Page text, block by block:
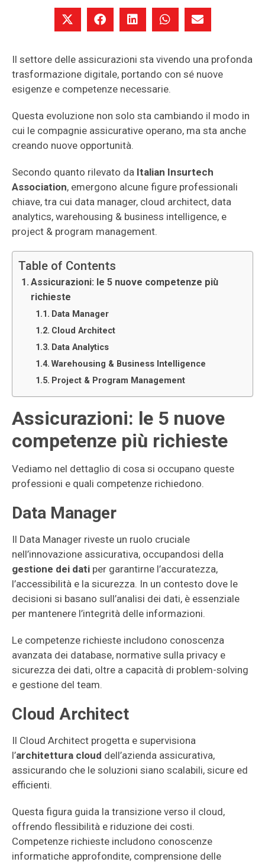
Il settore delle assicurazioni sta vivendo una profonda
trasformazione digitale, portando con sé nuove
esigenze e competenze necessarie.
Questa evoluzione non solo sta cambiando il modo in
cui le compagnie assicurative operano, ma sta anche
creando nuove opportunità.
Secondo quanto rilevato da Italian Insurtech
Association, emergono alcune figure professionali
chiave, tra cui data manager, cloud architect, data
analytics, warehousing & business intelligence, e
project & program management.
Table of Contents
Assicurazioni: le 5 nuove competenze più
richieste
Data Manager
Cloud Architect
Data Analytics
Warehousing & Business Intelligence
Project & Program Management
Assicurazioni: le 5 nuove
competenze più richieste
Vediamo nel dettaglio di cosa si occupano queste
professioni e quali competenze richiedono.
Data Manager
Il Data Manager riveste un ruolo cruciale
nell’innovazione assicurativa, occupandosi della
gestione dei dati per garantirne l’accuratezza,
l’accessibilità e la sicurezza. In un contesto dove le
decisioni si basano sull’analisi dei dati, è essenziale
per mantenere l’integrità delle informazioni.
Le competenze richieste includono conoscenza
avanzata dei database, normative sulla privacy e
sicurezza dei dati, oltre a capacità di problem-solving
e gestione del team.
Cloud Architect
Il Cloud Architect progetta e supervisiona
l’architettura cloud dell’azienda assicurativa,
assicurando che le soluzioni siano scalabili, sicure ed
efficienti.
Questa figura guida la transizione verso il cloud,
offrendo flessibilità e riduzione dei costi.
Competenze richieste includono conoscenze
informatiche approfondite, comprensione delle